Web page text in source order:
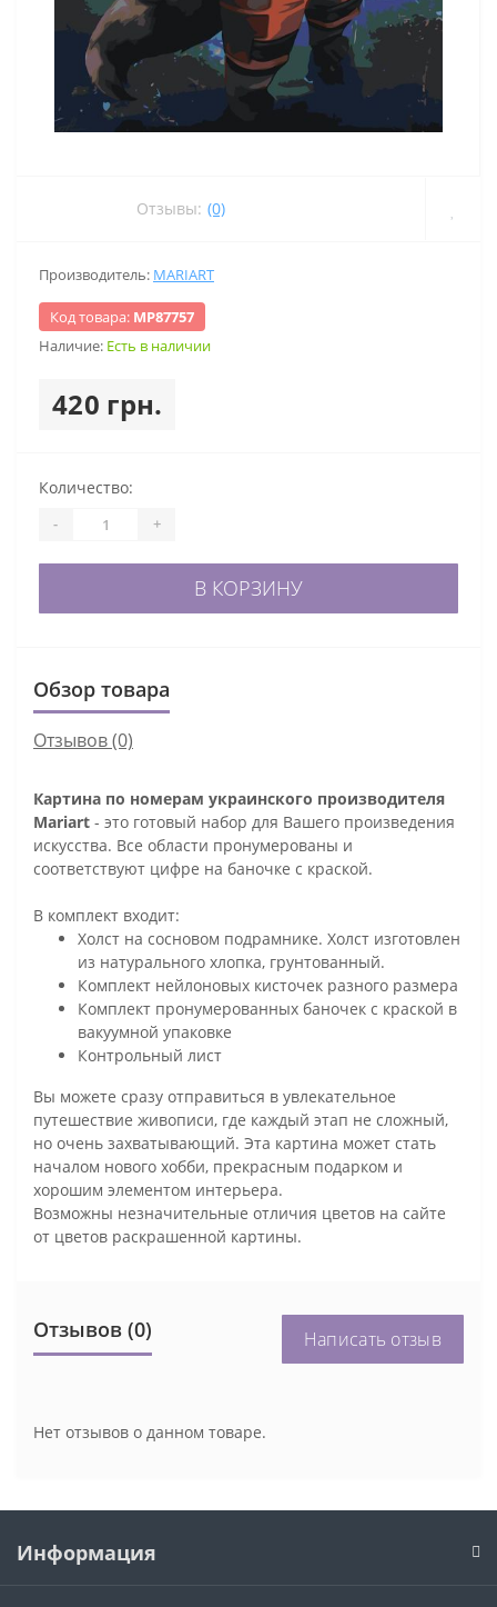
Отзывы: (0)
Производитель: MARIART
Код товара: МР87757
Наличие: Есть в наличии
420 грн.
Количество:
- +
В КОРЗИНУ
Обзор товара
Отзывов (0)
Картина по номерам украинского производителя
Mariart - это готовый набор для Вашего произведения
искусства. Все области пронумерованы и
соответствуют цифре на баночке с краской.
В комплект входит:
Холст на сосновом подрамнике. Холст изготовлен
из натурального хлопка, грунтованный.
Комплект нейлоновых кисточек разного размера
Комплект пронумерованных баночек с краской в
вакуумной упаковке
Контрольный лист
Вы можете сразу отправиться в увлекательное
путешествие живописи, где каждый этап не сложный,
но очень захватывающий. Эта картина может стать
началом нового хобби, прекрасным подарком и
хорошим элементом интерьера.
Возможны незначительные отличия цветов на сайте
от цветов раскрашенной картины.
Отзывов (0) Написать отзыв
Нет отзывов о данном товаре.
Информация